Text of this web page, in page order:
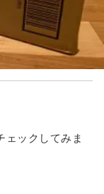
ェックしてみま